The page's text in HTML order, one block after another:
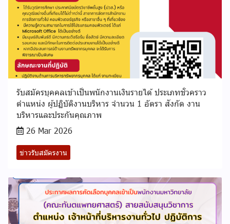
รับสมัครบุคคลเข้าเป็นพนักงานเงินรายได้ ประเภทชั่วคราว
ตำแหน่ง ผู้ปฏิบัติงานบริหาร จำนวน 1 อัตรา สังกัด งาน
บริหารและประกันคุณภาพ
26 Mar 2026
ข่าวรับสมัครงาน